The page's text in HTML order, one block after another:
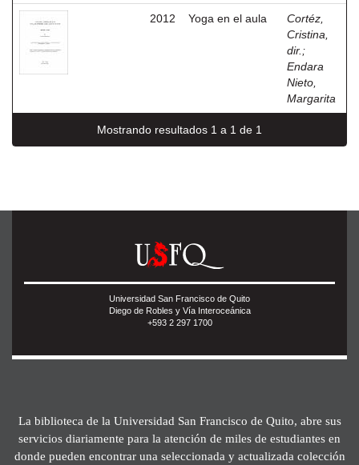
2012 Yoga en el aula
Cortéz,
Cristina,
dir. ;
Endara
Nieto,
Margarita
Mostrando resultados 1 a 1 de 1
Universidad San Francisco de Quito
Diego de Robles y Vía Interoceánica
+593 2 297 1700
La biblioteca de la Universidad San Francisco de Quito, abre sus
servicios diariamente para la atención de miles de estudiantes en
donde pueden encontrar una seleccionada y actualizada colección